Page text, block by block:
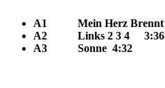
A1 Mein Herz Brennt
A2
Links 2 3 4
3:36
A3
Sonne 4:32